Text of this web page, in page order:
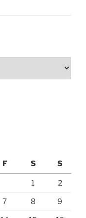
F S S
1 2
7 8 9